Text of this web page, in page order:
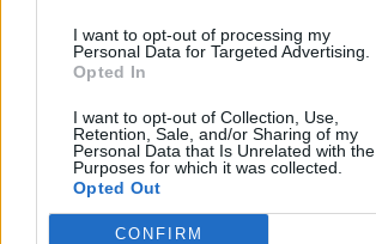
I want to opt-out of processing my
Personal Data for Targeted Advertising.
Opted In
I want to opt-out of Collection, Use,
Retention, Sale, and/or Sharing of my
Personal Data that Is Unrelated with the
Purposes for which it was collected.
Opted Out
CONFIRM
ΔΡΑΣΕΙΣ
Κάλεσμα για συγκέντρωση υπέρ
της Παλαιστίνης από
Λέσβου
Την Κυριακή 9 Αυγούστου, στις
7.30 το απόγευμα, έξω από το
κεντρικό κτήριο της Περιφέρειας
Βορείου Αιγαίου στη Μυτιλήνη η
κινητοποίηση